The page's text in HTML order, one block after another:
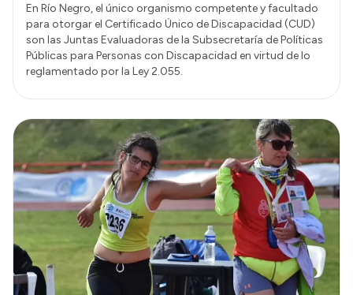
En Río Negro, el único organismo competente y facultado
para otorgar el Certificado Único de Discapacidad (CUD)
son las Juntas Evaluadoras de la Subsecretaría de Políticas
Públicas para Personas con Discapacidad en virtud de lo
reglamentado por la Ley 2.055.